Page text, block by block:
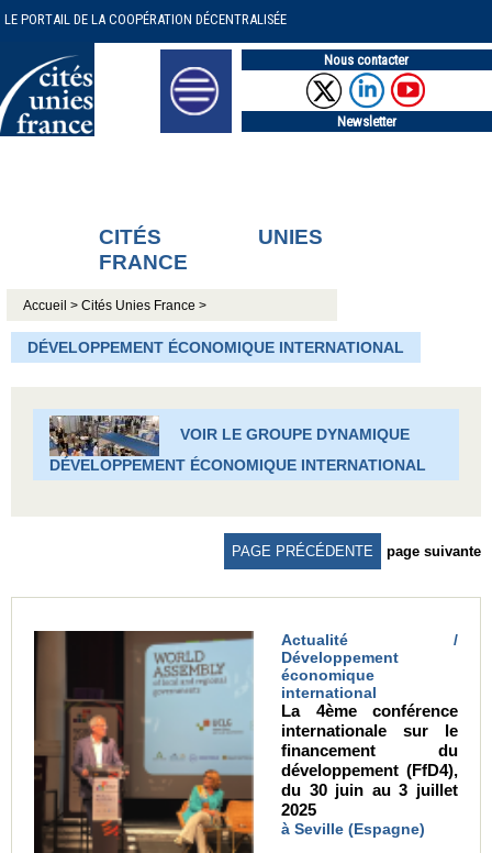
LE PORTAIL DE LA COOPÉRATION DÉCENTRALISÉE
Nous contacter
Newsletter
CITÉS UNIES
FRANCE
Accueil >Cités Unies France >
DÉVELOPPEMENT ÉCONOMIQUE INTERNATIONAL
VOIR LE GROUPE DYNAMIQUE
DÉVELOPPEMENT ÉCONOMIQUE INTERNATIONAL
PAGE PRÉCÉDENTE page suivante
Actualité /
Développement
économique
international
La 4ème conférence
internationale sur le
financement du
développement (FfD4),
du 30 juin au 3 juillet
2025
à Seville (Espagne)